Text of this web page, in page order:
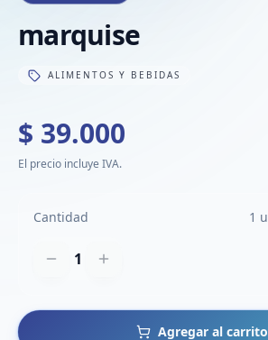
marquise
ALIMENTOS Y BEBIDAS
$ 39.000
El precio incluye IVA.
Cantidad 1
1
Agregar al carrito